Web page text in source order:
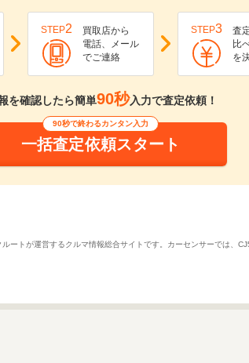
STEP2
買取店から
電話、メール
でご連絡
STEP3
査
比
を
を確認したら簡単90秒入力で査定依頼！
90秒で終わるカンタン入力
一括査定依頼スタート
トが運営するクルマ情報総合サイトです。カーセンサーでは、